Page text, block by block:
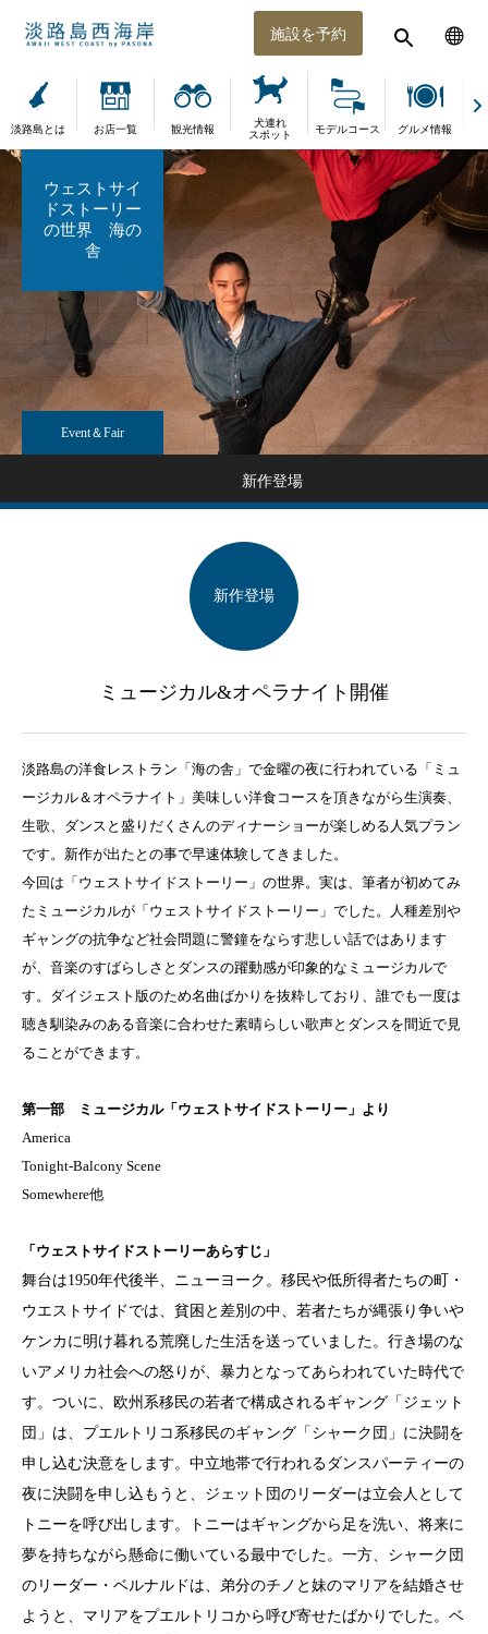
施設を予約
淡路島とは お店一覧 観光情報
犬連れ
スポット
モデルコース グルメ情報
ウェストサイ
ドストーリー
の世界 海の
舎
Event＆Fair
新作登場
新作登場
ミュージカル&オペラナイト開催
淡路島の洋食レストラン「海の舎」で金曜の夜に行われている「ミュ
ージカル＆オペラナイト」美味しい洋食コースを頂きながら生演奏、
生歌、ダンスと盛りだくさんのディナーショーが楽しめる人気プラン
です。新作が出たとの事で早速体験してきました。
今回は「ウェストサイドストーリー」の世界。実は、筆者が初めてみ
たミュージカルが「ウェストサイドストーリー」でした。人種差別や
ギャングの抗争など社会問題に警鐘をならす悲しい話ではあります
が、音楽のすばらしさとダンスの躍動感が印象的なミュージカルで
す。ダイジェスト版のため名曲ばかりを抜粋しており、誰でも一度は
聴き馴染みのある音楽に合わせた素晴らしい歌声とダンスを間近で見
ることができます。
第一部 ミュージカル「ウェストサイドストーリー」より
America
Tonight-Balcony Scene
Somewhere他
「ウェストサイドストーリーあらすじ」
舞台は1950年代後半、ニューヨーク。 移民や低所得者たちの町・
ウエストサイドでは、貧困と差別の中、若者たちが縄張り争いや
ケンカに明け暮れる荒廃した生活を送っていました。行き場のな
いアメリカ社会への怒りが、暴力となってあらわれていた時代で
す。ついに、 欧州系移民の若者で構成されるギャング「ジェット
団」は、プエルトリコ系移民のギャング「シャーク団」に決闘を
申し込む決意をします。中立地帯で行われるダンスパーティーの
夜に決闘を申し込もうと、ジェット団のリーダーは立会人として
トニーを呼び出します。トニーはギャングから足を洗い、将来に
夢を持ちながら懸命に働いている最中でした。 一方、シャーク団
のリーダー・ベルナルドは、弟分のチノと妹のマリアを結婚させ
ようと、マリアをプエルトリコから呼び寄せたばかりでした。ベ